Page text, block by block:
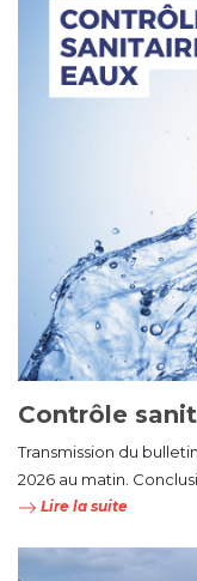
Contrôle
Transmission du
2026 au matin.
Lire la suite